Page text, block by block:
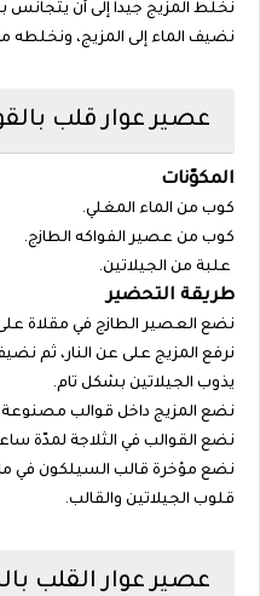
نخلط المزيج جيداً إلى أن
نضيف الماء إلى المزيج، ونخلطه
عصير عوار قلب
المكوّنات
كوب من الماء المغلي.
كوب من عصير الفواكه الطازج.
علبة من الجيلاتين.
طريقة التحضير
نضع العصير الطازج في مقلاة
نرفع المزيج على عن النار، ثم
يذوب الجيلاتين بشكل تام.
نضع المزيج داخل قوالب
نضع القوالب في الثلاجة لمدّة
نضع مؤخرة قالب السيلكون في
قلوب الجيلاتين والقالب.
عصير عوار القلب